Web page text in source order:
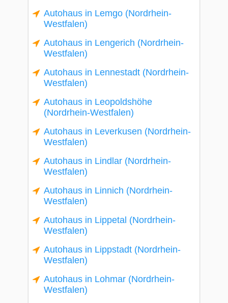
Autohaus in Lemgo (Nordrhein-
Westfalen)
Autohaus in Lengerich (Nordrhein-
Westfalen)
Autohaus in Lennestadt (Nordrhein-
Westfalen)
Autohaus in Leopoldshöhe
(Nordrhein-Westfalen)
Autohaus in Leverkusen (Nordrhein-
Westfalen)
Autohaus in Lindlar (Nordrhein-
Westfalen)
Autohaus in Linnich (Nordrhein-
Westfalen)
Autohaus in Lippetal (Nordrhein-
Westfalen)
Autohaus in Lippstadt (Nordrhein-
Westfalen)
Autohaus in Lohmar (Nordrhein-
Westfalen)